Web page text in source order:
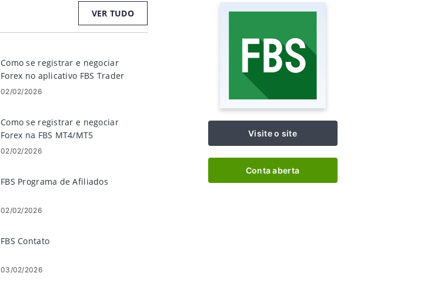
VER TUDO
Como se registrar e negociar
Forex no aplicativo FBS Trader
02/02/2026
Como se registrar e negociar
Forex na FBS MT4/MT5
02/02/2026
FBS Programa de Afiliados
02/02/2026
FBS Contato
03/02/2026
Visite o site
Conta aberta